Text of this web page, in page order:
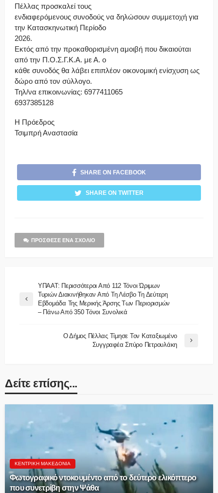
Πέλλας προσκαλεί τους
ενδιαφερόμενους συνοδούς να δηλώσουν συμμετοχή για
την Κατασκηνωτική Περίοδο
2026.
Εκτός από την προκαθορισμένη αμοιβή που δικαιούται
από την Π.Ο.Σ.Γ.Κ.Α. με Α. ο
κάθε συνοδός θα λάβει επιπλέον οικονομική ενίσχυση ως
δώρο από τον σύλλογο.
Τηλ/να επικοινωνίας: 6977411065
6937385128
Η Πρόεδρος
Τσιμπρή Αναστασία
SHARE ON FACEBOOK
SHARE ON TWITTER
ΠΡΌΣΘΕΣΕ ΈΝΑ ΣΧΌΛΙΟ
ΥΠΑΑΤ: Περισσότεροι Από 112 Τόνοι Ώριμων
Τυριών Διακινήθηκαν Από Τη Λέσβο Τη Δεύτερη
Εβδομάδα Της Μερικής Άρσης Των Περιορισμών
– Πάνω Από 350 Τόνοι Συνολικά
Ο Δήμος Πέλλας Τίμησε Τον Καταξιωμένο
Συγγραφέα Σπύρο Πετρουλάκη
Δείτε επίσης...
ΚΕΝΤΡΙΚΉ ΜΑΚΕΔΟΝΊΑ
Φωτογραφικό ντοκουμέντο από το δεύτερο ελικόπτερο
που συνετρίβη στην Ψάθα